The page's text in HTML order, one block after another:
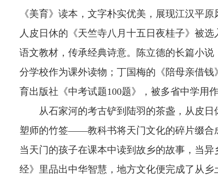
《美育》读本，文字朴实优美，展现江汉平
人皮日休的《天竺寺八月十五日夜桂子》被选
语文教材，传承经典诗意。陈立德的长篇小说
分学校作为课外读物；丁国梅的《陪母亲借钱
育出版社《中考试题100题》，被多省中学用
从石家河的考古铲到陆羽的茶盏，从皮日
塑师的竹签——教科书将天门文化的碎片缀合
当天门的孩子在课本中读到故乡的故事，当异
经》里品出中华智慧，地方文化便完成了从乡